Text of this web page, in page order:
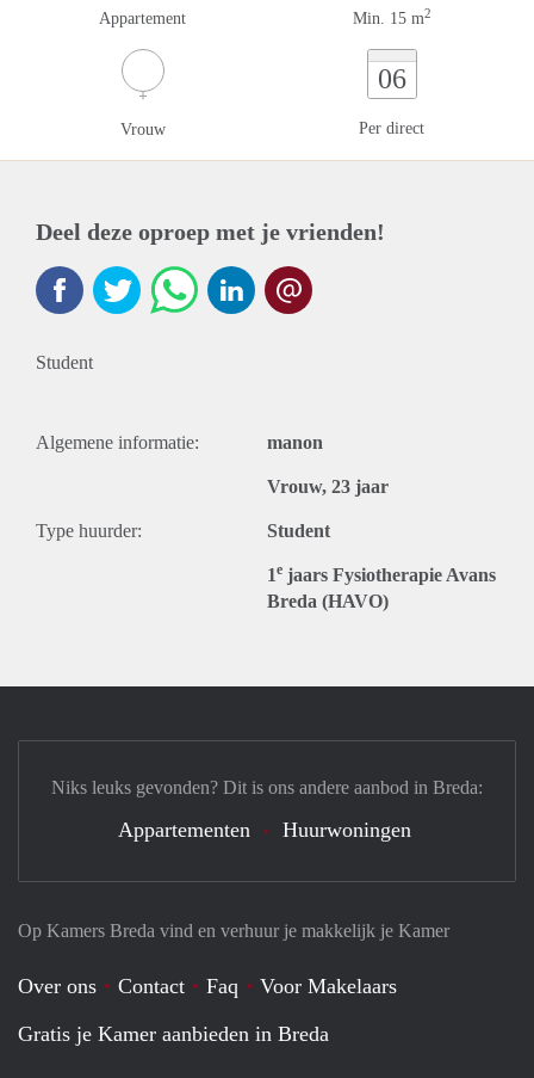
Appartement Min. 15 m2
Vrouw
06
Per direct
Deel deze oproep met je vrienden!
Student
Algemene informatie: manon
Vrouw, 23 jaar
Type huurder: Student
1e jaars Fysiotherapie Avans
Breda (HAVO)
Op Kamers Breda vind en verhuur je makkelijk je Kamer
Over ons Contact Faq
Voor Makelaars
Gratis je Kamer aanbieden in Breda
Niks leuks gevonden? Dit is ons andere aanbod in Breda:
Appartementen Huurwoningen